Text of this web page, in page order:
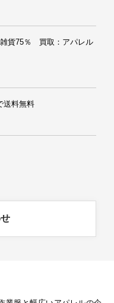
貨75％　買取：アパレル
送料無料